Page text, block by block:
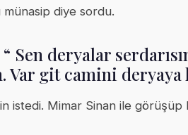
münasip diye sordu.
Sen deryalar
Var git camini deryaya
istedi. Mimar Sinan ile